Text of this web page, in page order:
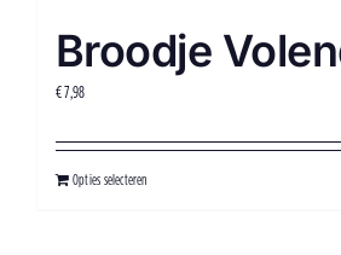
Broodje
€7,98
Opties selecteren